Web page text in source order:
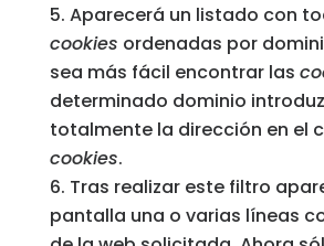
Aparecerá un listado con
cookies ordenadas por
sea más fácil encontrar las
determinado dominio
totalmente la dirección en el
cookies.
Tras realizar este filtro
pantalla una o varias líneas